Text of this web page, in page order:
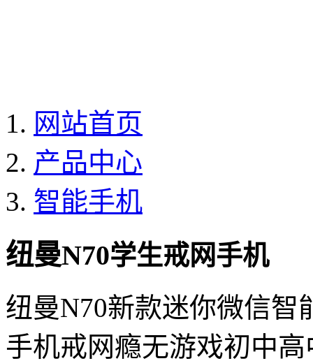
网站首页
产品中心
智能手机
纽曼N70学生戒网手机
纽曼N70新款迷你微信智
手机戒网瘾无游戏初中